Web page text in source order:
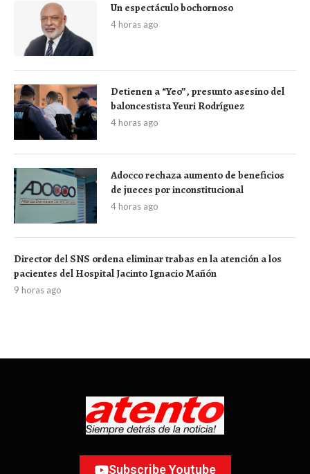
Un espectáculo bochornoso
4 horas ago
Detienen a “Yeo”, presunto asesino del
baloncestista Yeuri Rodríguez
4 horas ago
Adocco rechaza aumento de beneficios
de jueces por inconstitucional
4 horas ago
Director del SNS ordena eliminar trabas en la atención a los
pacientes del Hospital Jacinto Ignacio Mañón
9 horas ago
Subscribe Youtube